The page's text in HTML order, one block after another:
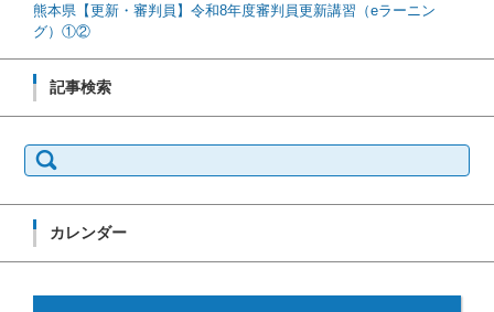
熊本県【更新・審判員】令和8年度審判員更新講習（eラーニン
グ）①②
記事検索
カレンダー